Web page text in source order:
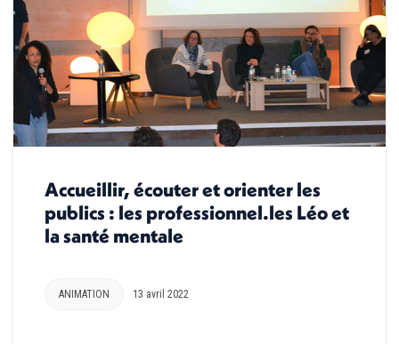
Accueillir, écouter et orienter les
publics : les professionnel.les Léo et
la santé mentale
ANIMATION 13 avril 2022